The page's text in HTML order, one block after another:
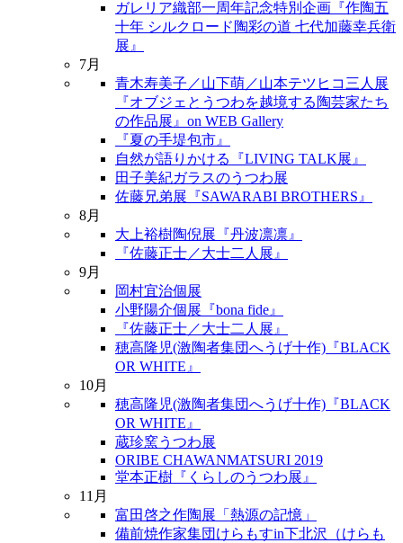
ガレリア織部一周年記念特別企画『作陶五
十年 シルクロード陶彩の道 七代加藤幸兵衛
展』
7月
青木寿美子／山下萌／山本テツヒコ三人展
『オブジェとうつわを越境する陶芸家たち
の作品展』on WEB Gallery
『夏の手堤包市』
自然が語りかける『LIVING TALK展』
田子美紀ガラスのうつわ展
佐藤兄弟展『SAWARABI BROTHERS』
8月
大上裕樹陶倪展『丹波凛凛』
『佐藤正士／大士二人展』
9月
岡村宜治個展
小野陽介個展『bona fide』
『佐藤正士／大士二人展』
穂高隆児(激陶者集団へうげ十作)『BLACK
OR WHITE』
10月
穂高隆児(激陶者集団へうげ十作)『BLACK
OR WHITE』
蔵珍窯うつわ展
ORIBE CHAWANMATSURI 2019
堂本正樹『くらしのうつわ展』
11月
富田啓之作陶展「熱源の記憶」
備前焼作家集団けらもすin下北沢（けらも